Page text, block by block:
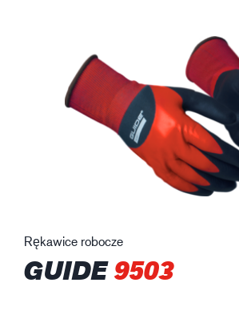
Rękawice robocze
GUIDE9503